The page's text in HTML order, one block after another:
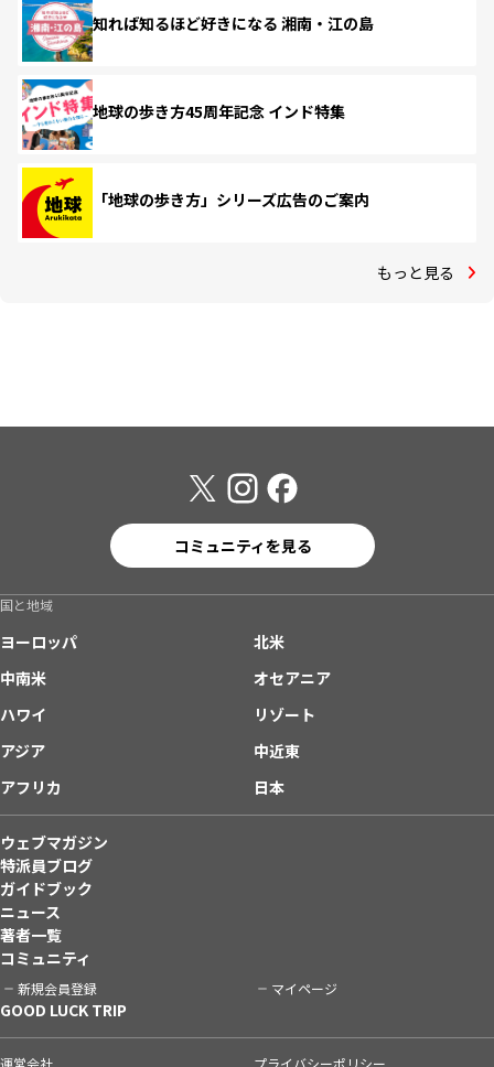
知れば知るほど好きになる 湘南・江の島
地球の歩き方45周年記念 インド特集
「地球の歩き方」シリーズ広告のご案内
もっと見る
コミュニティを見る
国と地域
ヨーロッパ
北米
中南米
オセアニア
ハワイ
リゾート
アジア
中近東
アフリカ
日本
ウェブマガジン
特派員ブログ
ガイドブック
ニュース
著者一覧
コミュニティ
新規会員登録 マイページ
GOOD LUCK TRIP
運営会社 プライバシーポリシー